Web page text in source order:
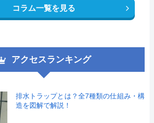
コラム一覧を見る
アクセスランキング
排水トラップとは？全7種類の仕組み・構
造を図解で解説！